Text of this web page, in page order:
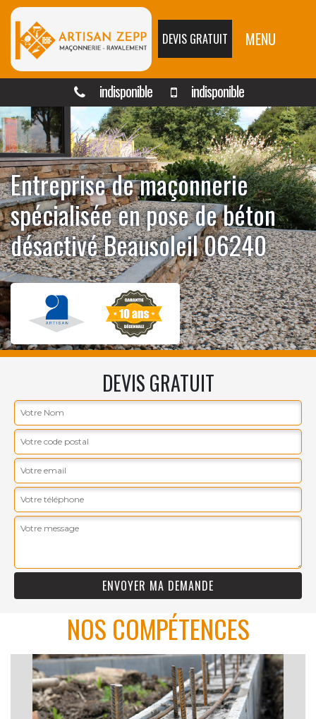
DEVIS GRATUIT MENU
indisponible indisponible
Entreprise de maçonnerie
spécialisée en pose de béton
désactivé Beausoleil 06240
DEVIS GRATUIT
NOS COMPÉTENCES